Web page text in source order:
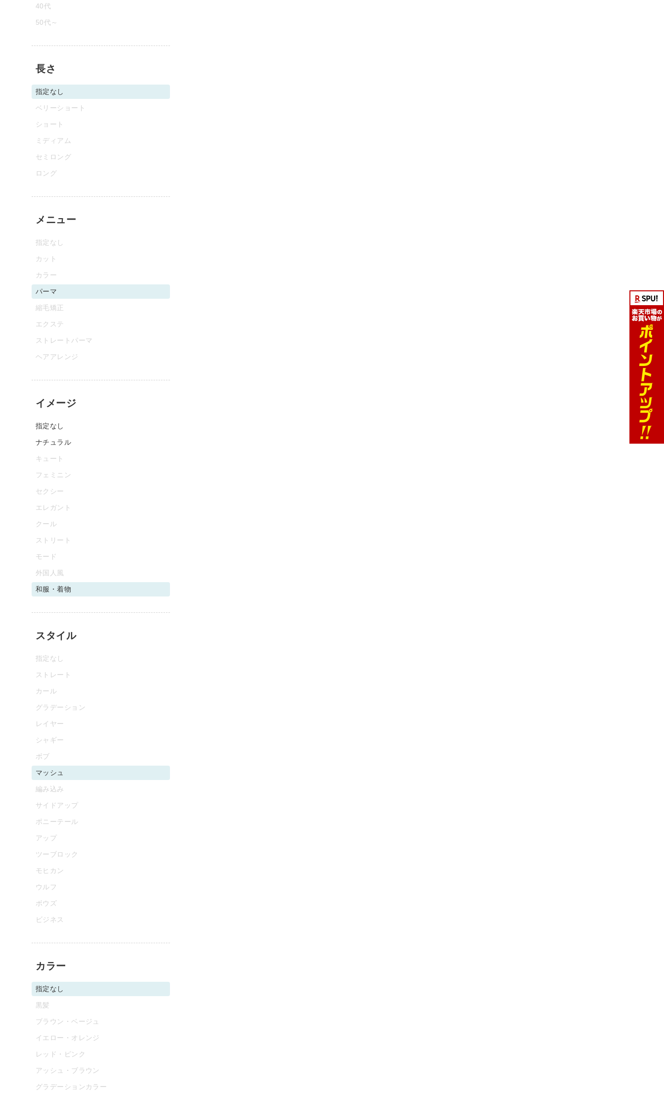
40代
50代～
長さ
指定なし
ベリーショート
ショート
ミディアム
セミロング
ロング
メニュー
指定なし
カット
カラー
パーマ
縮毛矯正
エクステ
ストレートパーマ
ヘアアレンジ
イメージ
指定なし
ナチュラル
キュート
フェミニン
セクシー
エレガント
クール
ストリート
モード
外国人風
和服・着物
スタイル
指定なし
ストレート
カール
グラデーション
レイヤー
シャギー
ボブ
マッシュ
編み込み
サイドアップ
ポニーテール
アップ
ツーブロック
モヒカン
ウルフ
ボウズ
ビジネス
カラー
指定なし
黒髪
ブラウン・ベージュ
イエロー・オレンジ
レッド・ピンク
アッシュ・ブラウン
グラデーションカラー